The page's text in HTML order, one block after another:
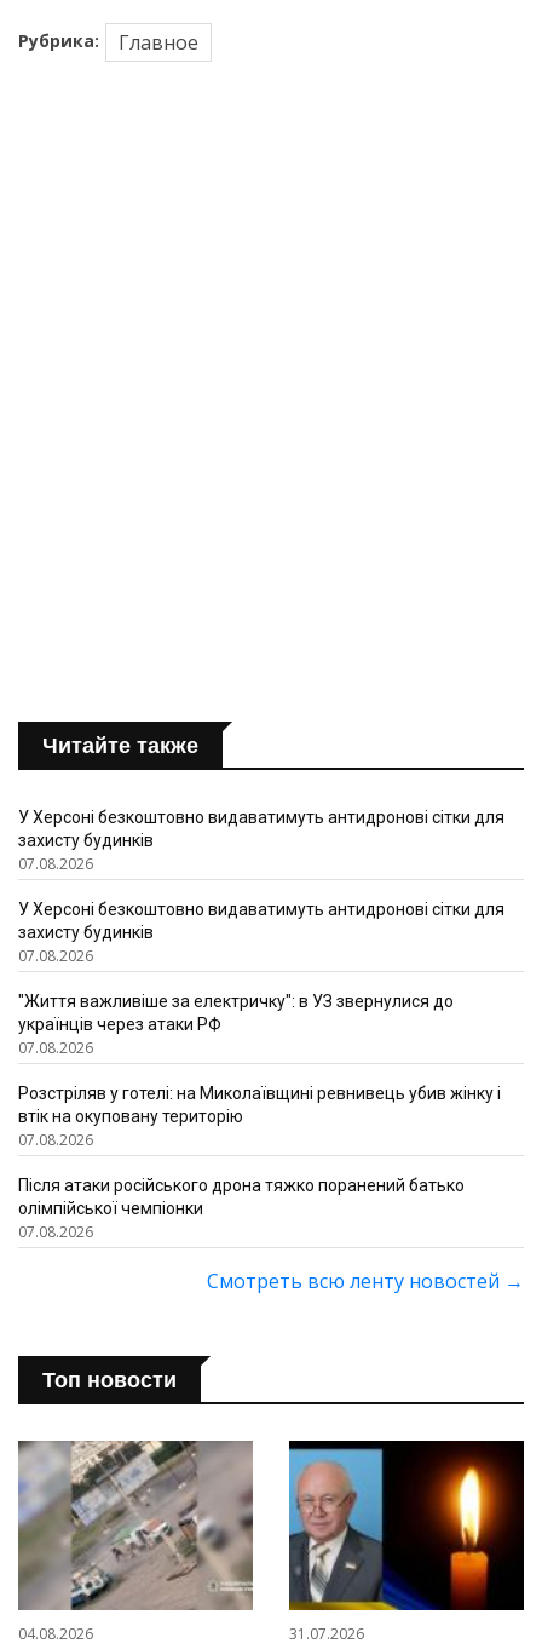
Рубрика: Главное
Читайте также
У Херсоні безкоштовно видаватимуть антидронові сітки для
захисту будинків
07.08.2026
У Херсоні безкоштовно видаватимуть антидронові сітки для
захисту будинків
07.08.2026
"Життя важливіше за електричку": в УЗ звернулися до
українців через атаки РФ
07.08.2026
Розстріляв у готелі: на Миколаївщині ревнивець убив жінку і
втік на окуповану територію
07.08.2026
Після атаки російського дрона тяжко поранений батько
олімпійської чемпіонки
07.08.2026
Смотреть всю ленту новостей →
Топ новости
04.08.2026 31.07.2026